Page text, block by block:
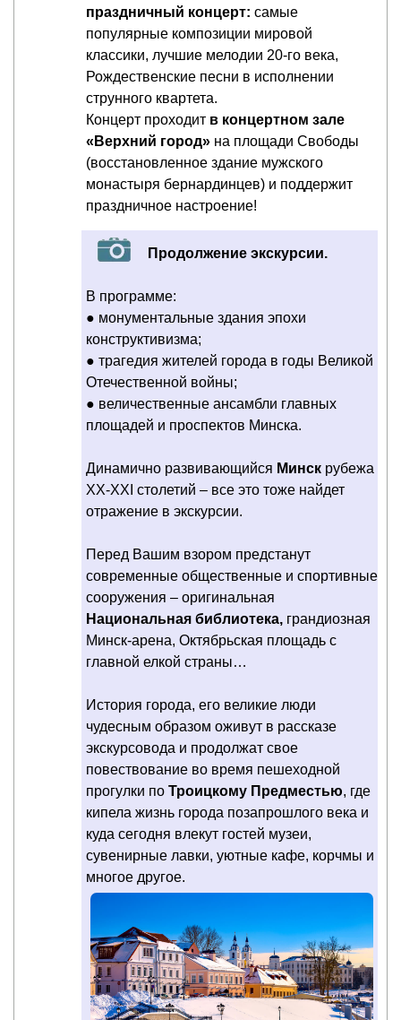
праздничный концерт: самые
популярные композиции мировой
классики, лучшие мелодии 20-го века,
Рождественские песни в исполнении
струнного квартета.
Концерт проходит в концертном зале
«Верхний город» на площади Свободы
(восстановленное здание мужского
монастыря бернардинцев) и поддержит
праздничное настроение!
Продолжение экскурсии.
В программе:
● монументальные здания эпохи
конструктивизма;
● трагедия жителей города в годы Великой
Отечественной войны;
● величественные ансамбли главных
площадей и проспектов Минска.
Динамично развивающийся Минск рубежа
ХХ-ХХI столетий – все это тоже найдет
отражение в экскурсии.
Перед Вашим взором предстанут
современные общественные и спортивные
сооружения – оригинальная
Национальная библиотека, грандиозная
Минск-арена, Октябрьская площадь с
главной елкой страны…
История города, его великие люди
чудесным образом оживут в рассказе
экскурсовода и продолжат свое
повествование во время пешеходной
прогулки по Троицкому Предместью, где
кипела жизнь города позапрошлого века и
куда сегодня влекут гостей музеи,
сувенирные лавки, уютные кафе, корчмы и
многое другое.